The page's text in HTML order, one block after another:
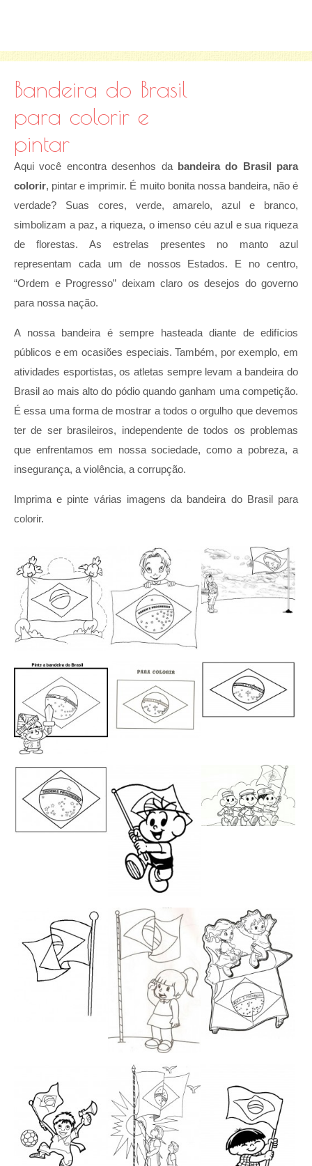
Bandeira do Brasil
para colorir e
pintar
Aqui você encontra desenhos da bandeira do Brasil para
colorir, pintar e imprimir. É muito bonita nossa bandeira, não é
verdade? Suas cores, verde, amarelo, azul e branco,
simbolizam a paz, a riqueza, o imenso céu azul e sua riqueza
de florestas. As estrelas presentes no manto azul
representam cada um de nossos Estados. E no centro,
“Ordem e Progresso” deixam claro os desejos do governo
para nossa nação.
A nossa bandeira é sempre hasteada diante de edifícios
públicos e em ocasiões especiais. Também, por exemplo, em
atividades esportistas, os atletas sempre levam a bandeira do
Brasil ao mais alto do pódio quando ganham uma competição.
É essa uma forma de mostrar a todos o orgulho que devemos
ter de ser brasileiros, independente de todos os problemas
que enfrentamos em nossa sociedade, como a pobreza, a
insegurança, a violência, a corrupção.
Imprima e pinte várias imagens da bandeira do Brasil para
colorir.